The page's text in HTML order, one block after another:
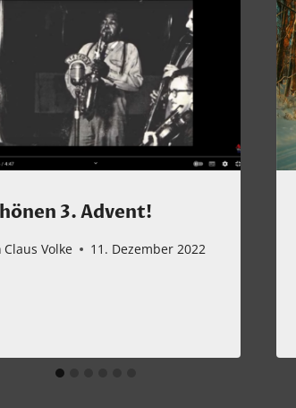
3. Advent!
Claus Volke 11. Dezember 2022